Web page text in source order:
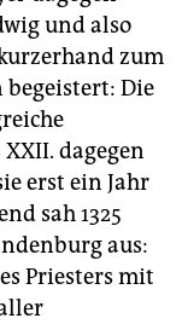
und also
zum
begeistert: Die
dagegen
erst ein Jahr
sah 1325
aus:
Priesters mit